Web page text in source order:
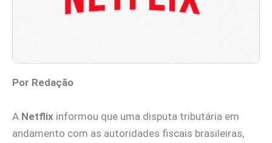
Por Redação
A Netflix informou que uma disputa tributária em
andamento com as autoridades fiscais brasileiras,